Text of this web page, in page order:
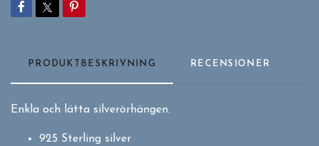
PRODUKTBESKRIVNING RECENSIONER
Enkla och lätta silverörhängen.
925 Sterling silver